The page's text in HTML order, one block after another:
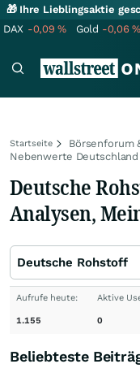
🎁 Ihre Lieblingsaktie
DAX -0,09% Gold -0,06%
Startseite Börsenforum
Nebenwerte Deutschland
Deutsche
Analysen,
Deutsche Rohstoff
Aufrufe heute:
1.155
Aktive
0
Beliebteste